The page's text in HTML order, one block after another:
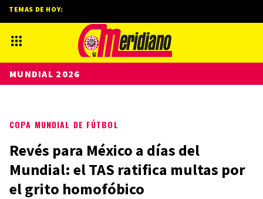
COPA MUNDIAL DE FÚTBOL
Revés para México a días del
Mundial: el TAS ratifica multas por
el grito homofóbico
TEMAS DE HOY:
MUNDIAL 2026